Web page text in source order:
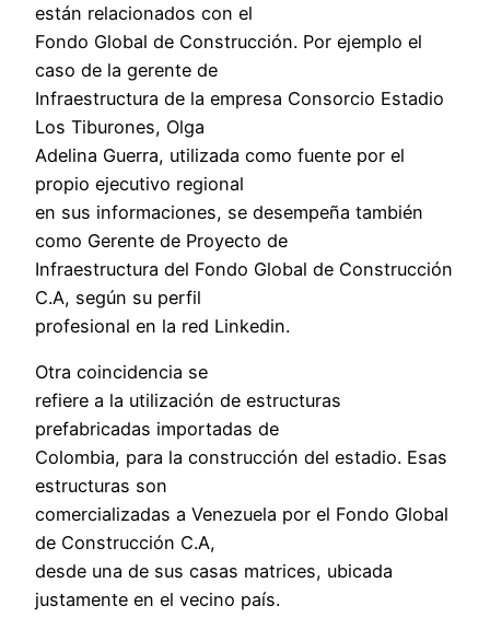
están relacionados con el
Fondo Global de Construcción. Por ejemplo el
caso de la gerente de
Infraestructura de la empresa Consorcio Estadio
Los Tiburones, Olga
Adelina Guerra, utilizada como fuente por el
propio ejecutivo regional
en sus informaciones, se desempeña también
como Gerente de Proyecto de
Infraestructura del Fondo Global de Construcción
C.A, según su perfil
profesional en la red Linkedin.
Otra coincidencia se
refiere a la utilización de estructuras
prefabricadas importadas de
Colombia, para la construcción del estadio. Esas
estructuras son
comercializadas a Venezuela por el Fondo Global
de Construcción C.A,
desde una de sus casas matrices, ubicada
justamente en el vecino país.